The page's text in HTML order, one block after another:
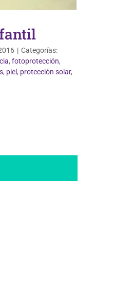
| Categorías:
, fotoprotección,
, piel , protección solar,